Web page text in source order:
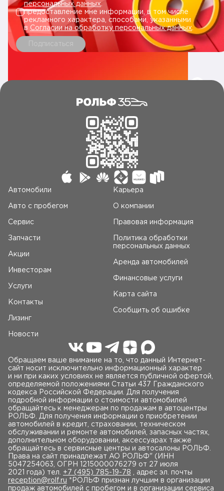
персональных данных.
предоставление мне информации, в том числе
рекламного характера, способами, указанными
в Согласии на обработку персональных данных
Подписаться
Автомобили
Авто c пробегом
Сервис
Запчасти
Акции
Инвесторам
Услуги
Контакты
Лизинг
Новости
Карьера
О компании
Правовая информация
Политика обработки
персональных данных
Аренда автомобилей
Финансовые услуги
Карта сайта
Сообщить об ошибке
Обращаем ваше внимание на то, что данный Интернет-
сайт носит исключительно информационный характер
и ни при каких условиях не является публичной офертой,
определяемой положениями Статьи 437 Гражданского
кодекса Российской Федерации. Для получения
подробной информации о стоимости автомобилей
обращайтесь к менеджерам по продажам в автоцентры
РОЛЬФ. Для получения информации о приобретении
автомобилей в кредит, страховании, техническом
обслуживании и ремонте автомобилей, запасных частях,
дополнительном оборудовании, аксессуарах также
обращайтесь в сервисные центры и автосалоны РОЛЬФ.
Права на сайт принадлежат AO РОЛЬФ" (ИНН
5047254063, ОГРН 1215000076279 от 27 июля
2021 года) тел. +7 (495) 785-19-78 , адрес эл. почты
reception@rolf.ru *РОЛЬФ признан лучшим в организации
продаж автомобилей с пробегом и в организации сервиса